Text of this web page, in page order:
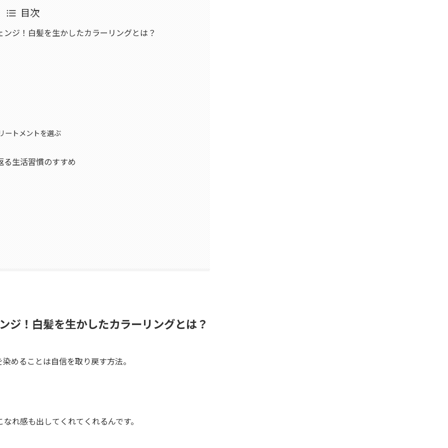
目次
ジ！白髪を生かしたカラーリングとは？
ートメントを選ぶ
生活習慣のすすめ
ジ！白髪を生かしたカラーリングとは？
めることは自信を取り戻す方法。
れ感も出してくれてくれるんです。